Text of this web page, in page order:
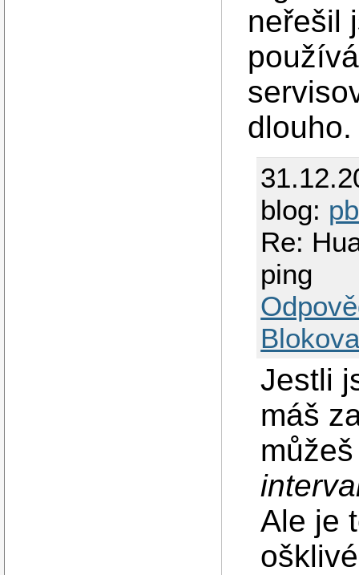
neřešil
dlouho.
blog: pb
Re:
ping
Jestli
máš
Ale je